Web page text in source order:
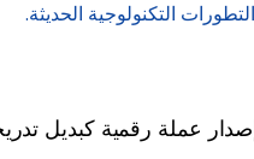
التكنولوجية الحديثة.
عملة رقمية كبديل